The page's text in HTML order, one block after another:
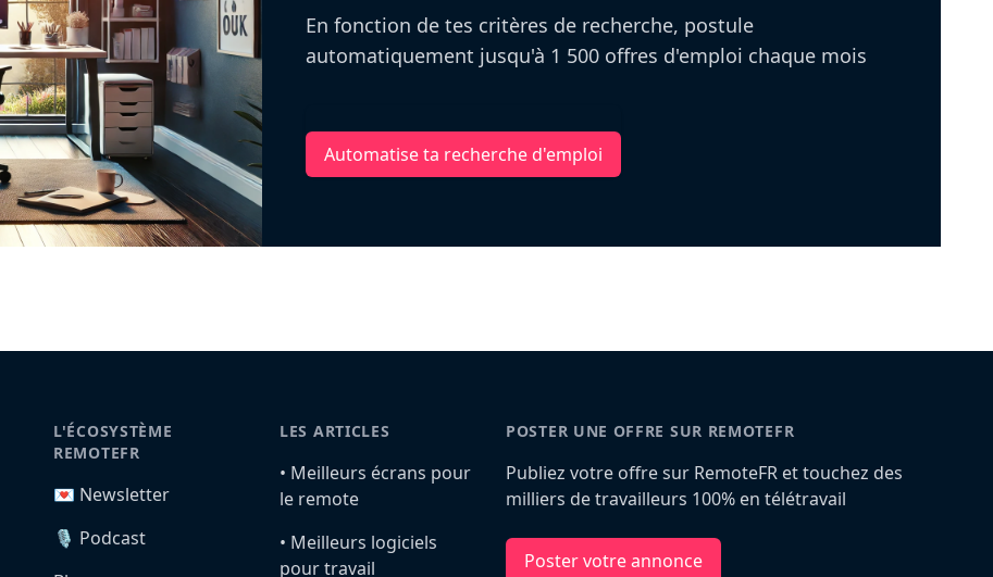
En fonction de tes critères de recherche, postule
automatiquement jusqu'à 1 500 offres d'emploi chaque mois
Automatise ta recherche d'emploi
L'ÉCOSYSTÈME
REMOTEFR
💌 Newsletter
🎙️ Podcast
LES ARTICLES
•️ Meilleurs écrans pour
le remote
•️ Meilleurs logiciels
pour travail
POSTER UNE OFFRE SUR REMOTEFR
Publiez votre offre sur RemoteFR et touchez des
milliers de travailleurs 100% en télétravail
Poster votre annonce